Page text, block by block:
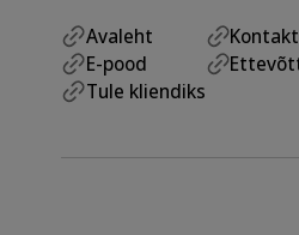
Avaleht
E-pood
Tule kliendiks
Kontakt